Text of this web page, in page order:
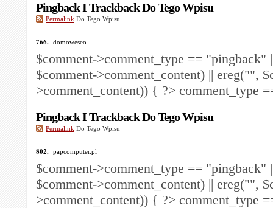
Pingback I Trackback Do Tego Wpisu
Permalink Do Tego Wpisu
766. domoweseo
$comment->comment_type == "pingback"
$comment->comment_content) || ereg("",
>comment_content)) { ?>
Pingback I Trackback Do Tego Wpisu
Permalink Do Tego Wpisu
802. papcomputer.pl
comment_type
$comment->comment_type == "pingback"
$comment->comment_content) || ereg("",
>comment_content)) { ?> comment_type